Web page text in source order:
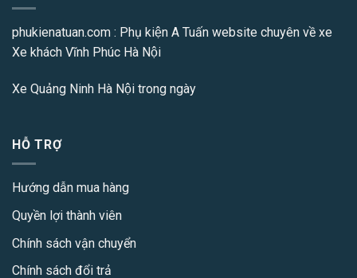
phukienatuan.com : Phụ kiện A Tuấn website chuyên về xe
Xe khách Vĩnh Phúc Hà Nội
Xe Quảng Ninh Hà Nội trong ngày
HỖ TRỢ
Hướng dẫn mua hàng
Quyền lợi thành viên
Chính sách vận chuyển
Chính sách đổi trả